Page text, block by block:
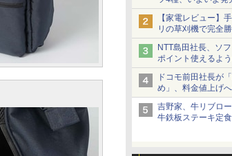
【家電レビュー】
リの草刈機で完全
NTT島田社長、ソ
ポイント使えるよう
ドコモ前田社長が
め」、料金値上げ
吉野家、牛リブロ
牛鉄板ステーキ定